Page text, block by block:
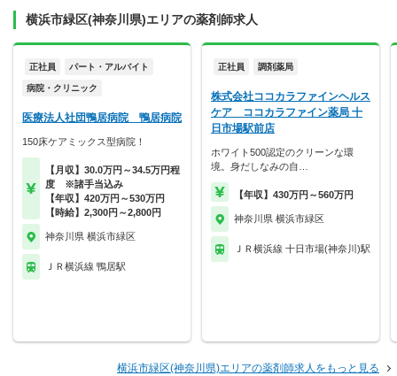
横浜市緑区(神奈川県)エリアの薬剤師求人
正社員 パート・アルバイト
病院・クリニック
医療法人社団鴨居病院 鴨居病院
150床ケアミックス型病院！
【月収】30.0万円～34.5万円程
度 ※諸手当込み
【年収】420万円～530万円
【時給】2,300円～2,800円
神奈川県 横浜市緑区
ＪＲ横浜線 鴨居駅
正社員 調剤薬局
株式会社ココカラファインヘルス
ケア ココカラファイン薬局 十
日市場駅前店
ホワイト500認定のクリーンな環
境。身だしなみの自…
【年収】430万円～560万円
神奈川県 横浜市緑区
ＪＲ横浜線 十日市場(神奈川)駅
横浜市緑区(神奈川県)エリアの薬剤師求人をもっと見る